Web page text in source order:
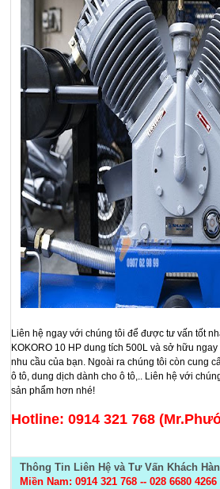
Liên hệ ngay với chúng tôi để được tư vấn tốt
KOKORO 10 HP dung tích 500L và sở hữu
nhu cầu của bạn. Ngoài ra chúng tôi còn cung
ô tô, dung dịch dành cho ô tô,.. Liên hệ với
sản phẩm hơn nhé!
Hotline: 0914 321 768
Thông Tin Liên Hệ và Tư Vấn Khách
Miền Nam: 0914 321 768 --028 6680 4266